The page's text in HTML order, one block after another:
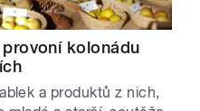
kolonádu
a produktů z nich,